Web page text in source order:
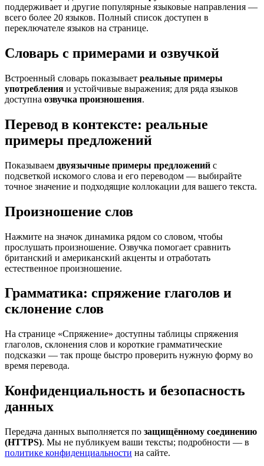
поддерживает и другие популярные языковые направления —
всего более 20 языков. Полный список доступен в
переключателе языков на странице.
Словарь с примерами и озвучкой
Встроенный словарь показывает реальные примеры
употребления и устойчивые выражения; для ряда языков
доступна озвучка произношения.
Перевод в контексте: реальные
примеры предложений
Показываем двуязычные примеры предложений с
подсветкой искомого слова и его переводом — выбирайте
точное значение и подходящие коллокации для вашего текста.
Произношение слов
Нажмите на значок динамика рядом со словом, чтобы
прослушать произношение. Озвучка помогает сравнить
британский и американский акценты и отработать
естественное произношение.
Грамматика: спряжение глаголов и
склонение слов
На странице «Спряжение» доступны таблицы спряжения
глаголов, склонения слов и короткие грамматические
подсказки — так проще быстро проверить нужную форму во
время перевода.
Конфиденциальность и безопасность
данных
Передача данных выполняется по защищённому соединению
(HTTPS). Мы не публикуем ваши тексты; подробности — в
политике конфиденциальности на сайте.